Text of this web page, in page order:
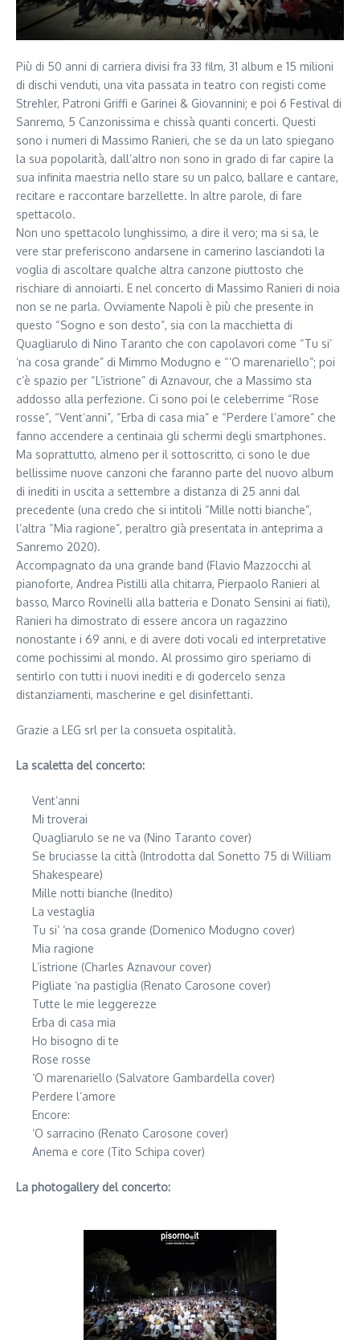
Più di 50 anni di carriera divisi fra 33 film, 31 album e 15 milioni
di dischi venduti, una vita passata in teatro con registi come
Strehler, Patroni Griffi e Garinei & Giovannini; e poi 6 Festival di
Sanremo, 5 Canzonissima e chissà quanti concerti. Questi
sono i numeri di Massimo Ranieri, che se da un lato spiegano
la sua popolarità, dall’altro non sono in grado di far capire la
sua infinita maestria nello stare su un palco, ballare e cantare,
recitare e raccontare barzellette. In altre parole, di fare
spettacolo.
Non uno spettacolo lunghissimo, a dire il vero; ma si sa, le
vere star preferiscono andarsene in camerino lasciandoti la
voglia di ascoltare qualche altra canzone piuttosto che
rischiare di annoiarti. E nel concerto di Massimo Ranieri di noia
non se ne parla. Ovviamente Napoli è più che presente in
questo “Sogno e son desto”, sia con la macchietta di
Quagliarulo di Nino Taranto che con capolavori come “Tu si’
‘na cosa grande” di Mimmo Modugno e “‘O marenariello”; poi
c’è spazio per “L’istrione” di Aznavour, che a Massimo sta
addosso alla perfezione. Ci sono poi le celeberrime “Rose
rosse”, “Vent’anni”, “Erba di casa mia” e “Perdere l’amore” che
fanno accendere a centinaia gli schermi degli smartphones.
Ma soprattutto, almeno per il sottoscritto, ci sono le due
bellissime nuove canzoni che faranno parte del nuovo album
di inediti in uscita a settembre a distanza di 25 anni dal
precedente (una credo che si intitoli “Mille notti bianche”,
l’altra “Mia ragione”, peraltro già presentata in anteprima a
Sanremo 2020).
Accompagnato da una grande band (Flavio Mazzocchi al
pianoforte, Andrea Pistilli alla chitarra, Pierpaolo Ranieri al
basso, Marco Rovinelli alla batteria e Donato Sensini ai fiati),
Ranieri ha dimostrato di essere ancora un ragazzino
nonostante i 69 anni, e di avere doti vocali ed interpretative
come pochissimi al mondo. Al prossimo giro speriamo di
sentirlo con tutti i nuovi inediti e di godercelo senza
distanziamenti, mascherine e gel disinfettanti.
Grazie a LEG srl per la consueta ospitalità.
La scaletta del concerto:
Vent’anni
Mi troverai
Quagliarulo se ne va (Nino Taranto cover)
Se bruciasse la città (Introdotta dal Sonetto 75 di William
Shakespeare)
Mille notti bianche (Inedito)
La vestaglia
Tu si’ ‘na cosa grande (Domenico Modugno cover)
Mia ragione
L’istrione (Charles Aznavour cover)
Pigliate ‘na pastiglia (Renato Carosone cover)
Tutte le mie leggerezze
Erba di casa mia
Ho bisogno di te
Rose rosse
‘O marenariello (Salvatore Gambardella cover)
Perdere l’amore
Encore:
‘O sarracino (Renato Carosone cover)
Anema e core (Tito Schipa cover)
La photogallery del concerto: